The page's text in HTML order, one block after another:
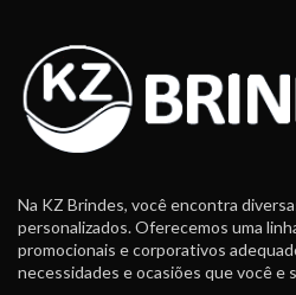
Na KZ Brindes, você encontra
personalizados. Oferecemos uma
promocionais e corporativos
necessidades e ocasiões que você e